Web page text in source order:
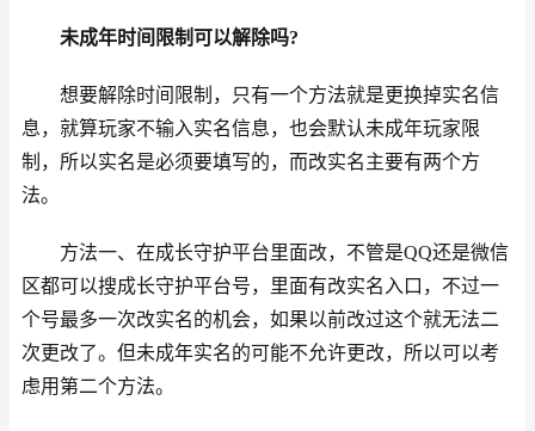
未成年时间限制可以解除吗?
想要解除时间限制，只有一个方法就是更换掉实名信
息，就算玩家不输入实名信息，也会默认未成年玩家限
制，所以实名是必须要填写的，而改实名主要有两个方
法。
方法一、在成长守护平台里面改，不管是QQ还是微信
区都可以搜成长守护平台号，里面有改实名入口，不过一
个号最多一次改实名的机会，如果以前改过这个就无法二
次更改了。但未成年实名的可能不允许更改，所以可以考
虑用第二个方法。